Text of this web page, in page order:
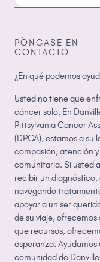
PÓNGASE EN
CONTACTO
¿En qué podemos
Usted no tiene que
cáncer solo. En
Pittsylvania Cancer
(DPCA), estamos a su
compasión, atención
comunitaria. Si usted
recibir un diagnóstico,
navegando
apoyar a un ser
de su viaje, ofrecemos
que recursos,
esperanza. Ayudamos
comunidad de